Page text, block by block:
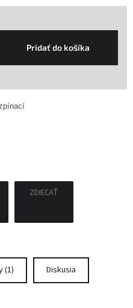
Pridať do košíka
ZDIEĽAŤ
(1) Diskusia